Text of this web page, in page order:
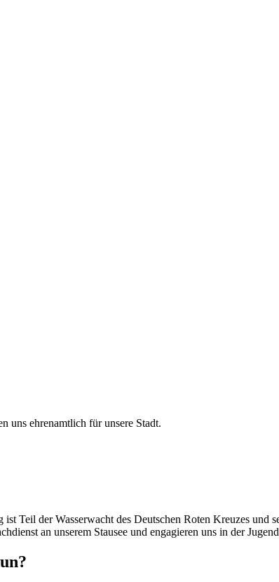
uns ehrenamtlich für unsere Stadt.
Teil der Wasserwacht des Deutschen Roten Kreuzes und
an unserem Stausee und engagieren uns in der